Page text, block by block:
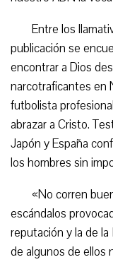
Entre los
publicación se
encontrar a Dios
narcotraficantes en
futbolista
abrazar a Cristo.
Japón y España
los hombres sin
«No corren
escándalos
reputación y la de la
de algunos de ellos